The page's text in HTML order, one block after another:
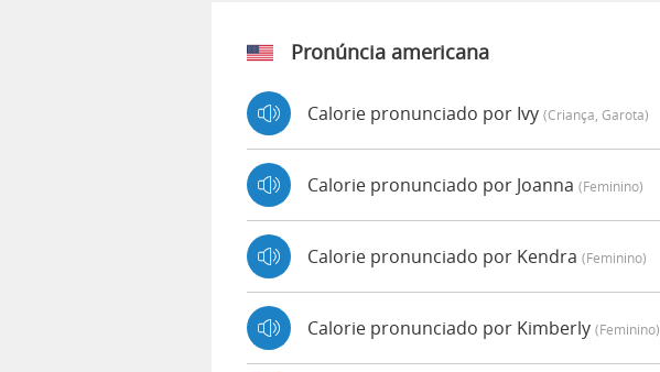
Pronúncia americana
Calorie pronunciado por Ivy (criança, Garota)
Calorie pronunciado por Joanna (feminino)
Calorie pronunciado por Kendra (feminino)
Calorie pronunciado por Kimberly (feminino)